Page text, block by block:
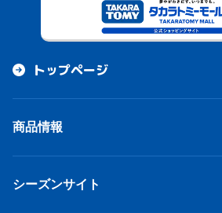
トップページ
商品情報
シーズンサイト